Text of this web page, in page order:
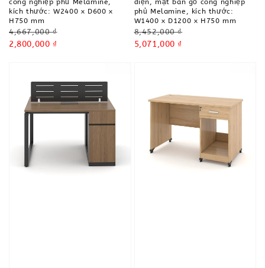
công nghiệp phủ Melamine,
kích thước: W2400 x D600 x
H750 mm
Regular
price
4,667,000 ₫
Sale
2,800,000 ₫
điện, mặt bàn gỗ công nghiệp
phủ Melamine, kích thước:
W1400 x D1200 x H750 mm
Regular
price
8,452,000 ₫
Sale
5,071,000 ₫